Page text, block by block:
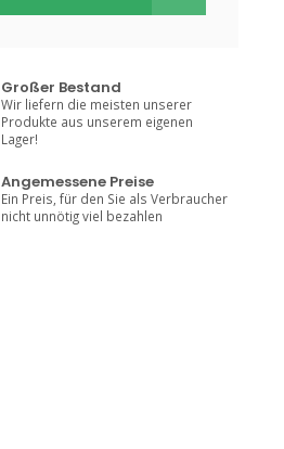
Großer Bestand
Wir liefern die meisten unserer
Produkte aus unserem eigenen
Lager!
Angemessene Preise
Ein Preis, für den Sie als Verbraucher
nicht unnötig viel bezahlen